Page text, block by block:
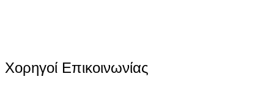
Χορηγοί Επικοινωνίας